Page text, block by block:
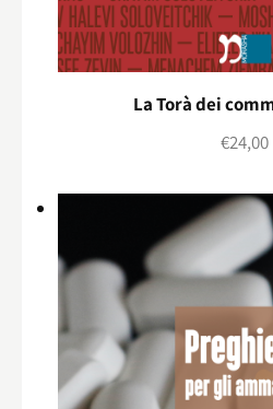
La Torà dei
€24,00